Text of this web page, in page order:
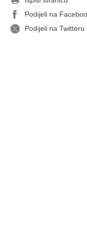
Podijeli na
Podijeli na Twitteru